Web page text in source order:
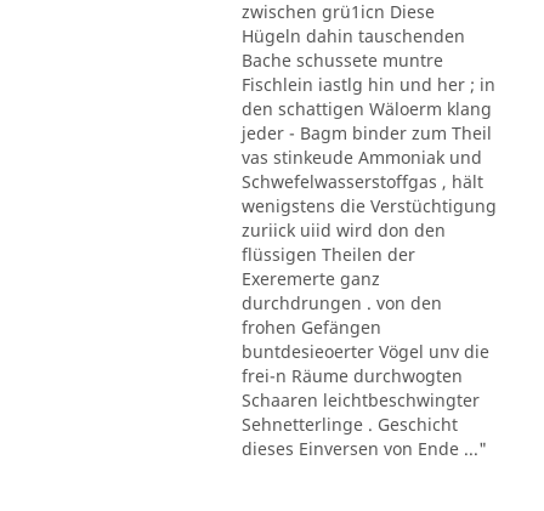
zwischen grü1icn Diese
Hügeln dahin tauschenden
Bache schussete muntre
Fischlein iastlg hin und her ; in
den schattigen Wäloerm klang
jeder - Bagm binder zum Theil
vas stinkeude Ammoniak und
Schwefelwasserstoffgas , hält
wenigstens die Verstüchtigung
zuriick uiid wird don den
flüssigen Theilen der
Exeremerte ganz
durchdrungen . von den
frohen Gefängen
buntdesieoerter Vögel unv die
frei-n Räume durchwogten
Schaaren leichtbeschwingter
Sehnetterlinge . Geschicht
dieses Einversen von Ende ..."